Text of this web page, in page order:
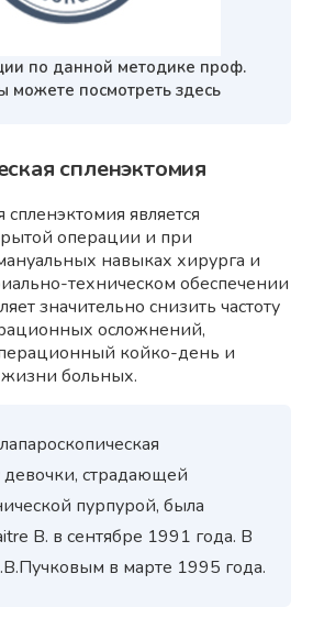
по данной методике проф.
можете посмотреть здесь
спленэктомия
является
операции и при
навыках хирурга и
техническом обеспечении
значительно снизить частоту
осложнений,
койко-день и
жизни больных.
девочки, страдающей
пурпурой, была
B. в сентябре 1991 года. В
в марте 1995 года.